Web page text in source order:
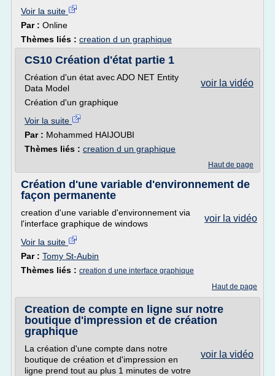
Voir la suite
Par : Online
Thèmes liés : creation d un graphique
CS10 Création d'état partie 1
voir la vidéo
Création d'un état avec ADO NET Entity
Data Model
Création d'un graphique
Voir la suite
Par : Mohammed HAIJOUBI
Thèmes liés : creation d un graphique
Haut de page
Création d'une variable d'environnement de
façon permanente
voir la vidéo
creation d'une variable d'environnement via
l'interface graphique de windows
Voir la suite
Par : Tomy St-Aubin
Thèmes liés : creation d une interface graphique
Haut de page
Creation de compte en ligne sur notre
boutique d'impression et de création
graphique
voir la vidéo
La création d'une compte dans notre
boutique de création et d'impression en
ligne prend tout au plus 1 minutes de votre